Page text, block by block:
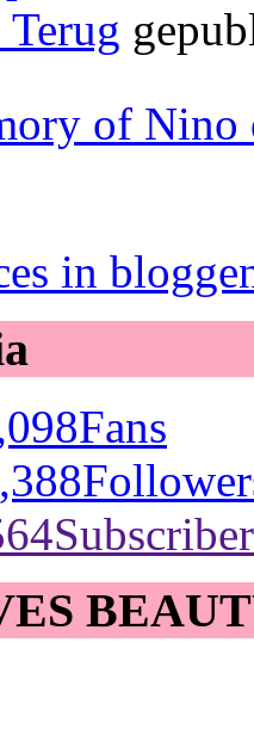
Terug
of Nino
in
Fans
Subscriber